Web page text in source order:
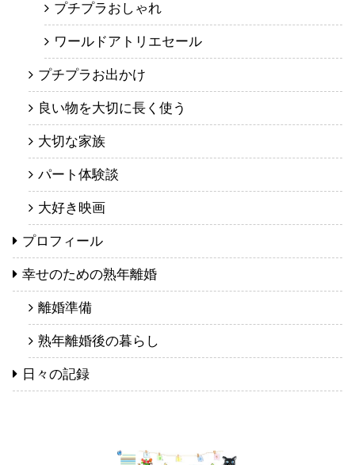
プチプラおしゃれ
ワールドアトリエセール
プチプラお出かけ
良い物を大切に長く使う
大切な家族
パート体験談
大好き映画
プロフィール
幸せのための熟年離婚
離婚準備
熟年離婚後の暮らし
日々の記録